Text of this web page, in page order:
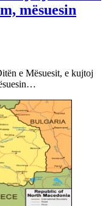
mësuesin
e Mësuesit, e kujtoj